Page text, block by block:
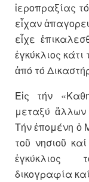
ἱεροπραξίας
εἶχαν
εἶχε
ἐγκύκλιος
ἀπό τό
Εἰς τήν
μεταξύ
Τήν ἑπομένη ὁ
τοῦ νησιοῦ
ἐγκύκλιος
δικογραφία